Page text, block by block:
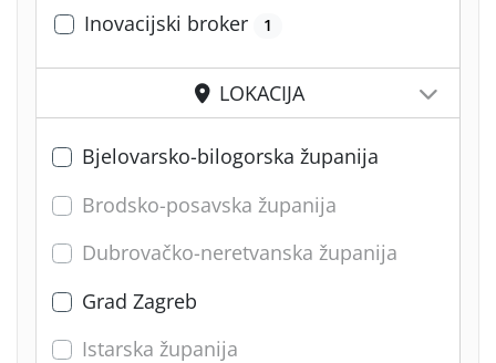
Inovacijski broker 1
LOKACIJA
Bjelovarsko-bilogorska županija
Brodsko-posavska županija
Dubrovačko-neretvanska županija
Grad Zagreb
Istarska županija